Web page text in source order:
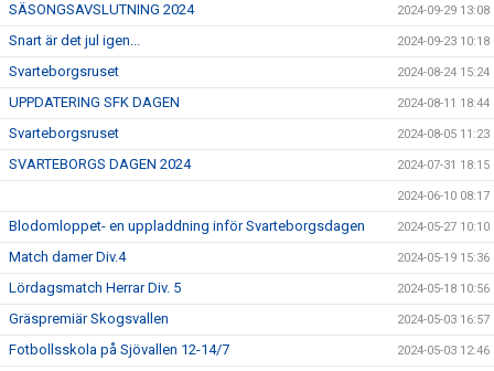
SÄSONGSAVSLUTNING 2024 2024-09-29 13:08
Snart är det jul igen... 2024-09-23 10:18
Svarteborgsruset 2024-08-24 15:24
UPPDATERING SFK DAGEN 2024-08-11 18:44
Svarteborgsruset 2024-08-05 11:23
SVARTEBORGS DAGEN 2024 2024-07-31 18:15
2024-06-10 08:17
Blodomloppet- en uppladdning inför Svarteborgsdagen 2024-05-27 10:10
Match damer Div.4 2024-05-19 15:36
Lördagsmatch Herrar Div. 5 2024-05-18 10:56
Gräspremiär Skogsvallen 2024-05-03 16:57
Fotbollsskola på Sjövallen 12-14/7 2024-05-03 12:46